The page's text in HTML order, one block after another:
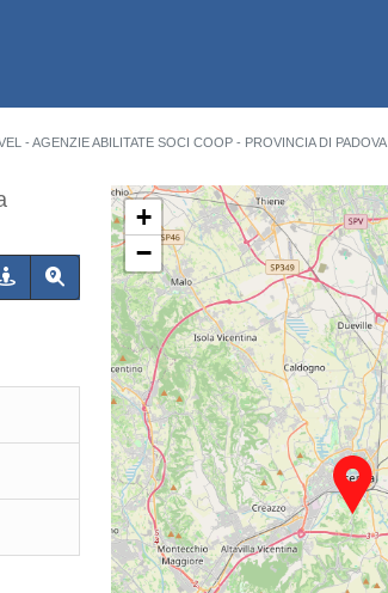
- AGENZIE ABILITATE SOCI COOP - PROVINCIA DI PADOVA
+
−